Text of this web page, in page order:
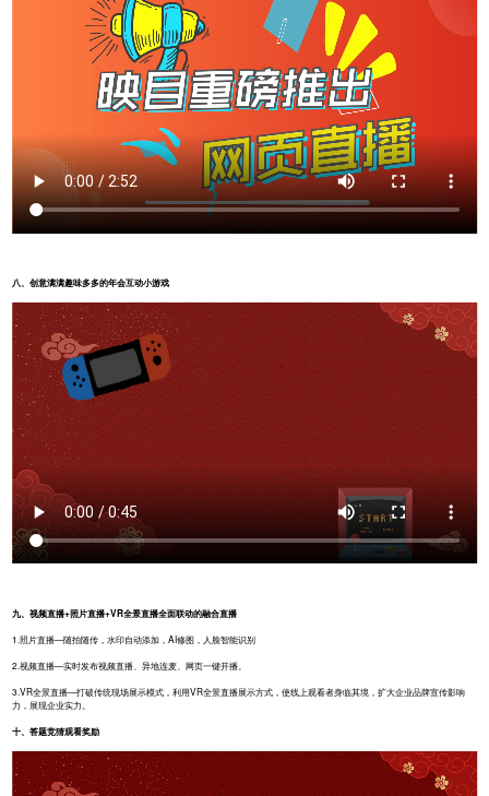
八、创意满满趣味多多的年会互动小游戏
九、视频直播+照片直播+VR全景直播全面联动的融合直播
1.照片直播—随拍随传，水印自动添加，AI修图，人脸智能识别
2.视频直播—实时发布视频直播、异地连麦、网页一键开播。
3.VR全景直播—打破传统现场展示模式，利用VR全景直播展示方式，使线上观看者身临其境，扩大企业品牌宣传影响
力，展现企业实力。
十、答题竞猜观看奖励